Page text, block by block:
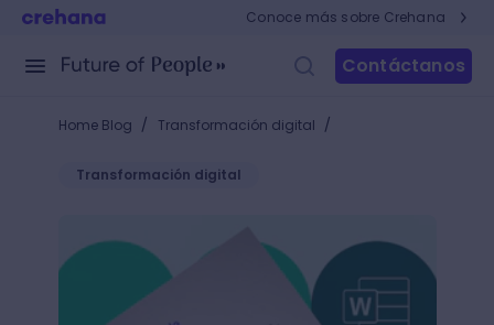
Conoce más sobre Crehana
Contáctanos
Home Blog / Transformación digital /
Transformación digital